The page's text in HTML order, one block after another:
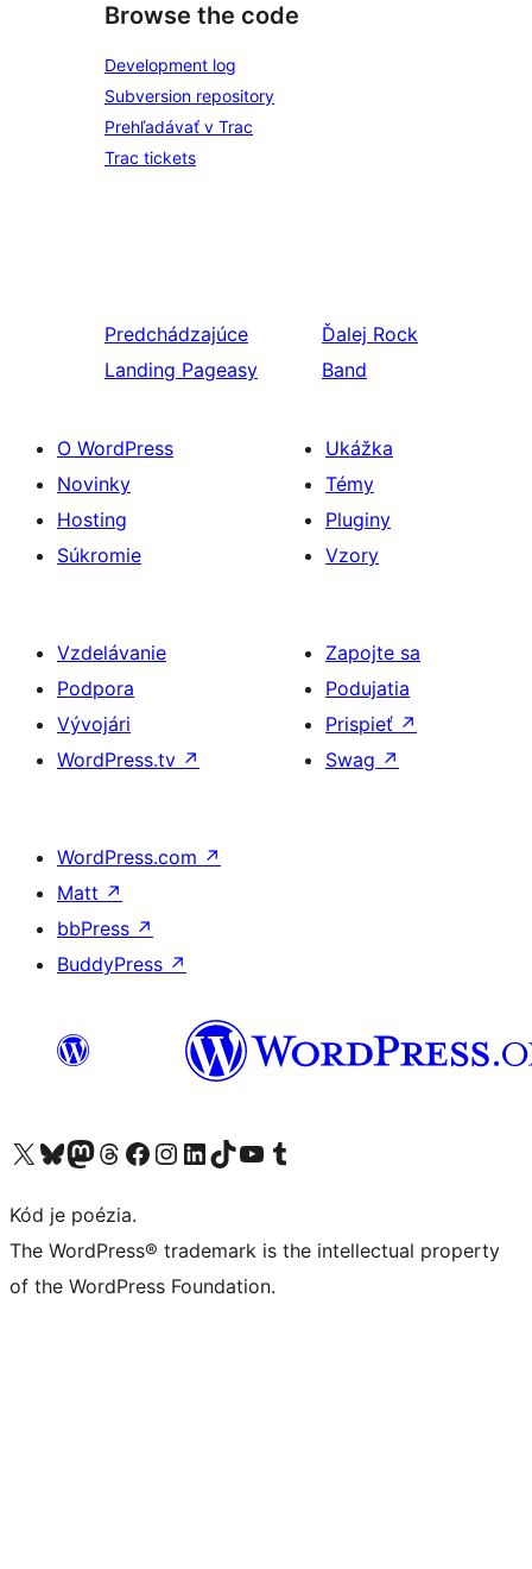
Browse the code
Development log
Subversion repository
Prehľadávať v Trac
Trac tickets
Predchádzajúce
Landing Pageasy
Ďalej Rock
Band
O WordPress
Novinky
Hosting
Súkromie
Ukážka
Témy
Pluginy
Vzory
Vzdelávanie
Podpora
Vývojári
WordPress.tv ↗
Zapojte sa
Podujatia
Prispieť ↗
Swag ↗
WordPress.com ↗
Matt ↗
bbPress ↗
BuddyPress ↗
Navštívte náš účet na X (predtým Twitter)
Navštívte náš účet na platforme Bluesky
Navštívte náš účet na Mastodone
Navštívte náš účet na platforme Threads
Navštívte našu stránku na Facebooku
Navštívte náš účet Instagram
Navštívte náš účet LinkedIn
Navštívte náš účet na platforme TikTok
Navštívte náš kanál YouTube
Navštívte náš účet na platforme Tumblr
Kód je poézia.
The WordPress® trademark is the intellectual property
of the WordPress Foundation.